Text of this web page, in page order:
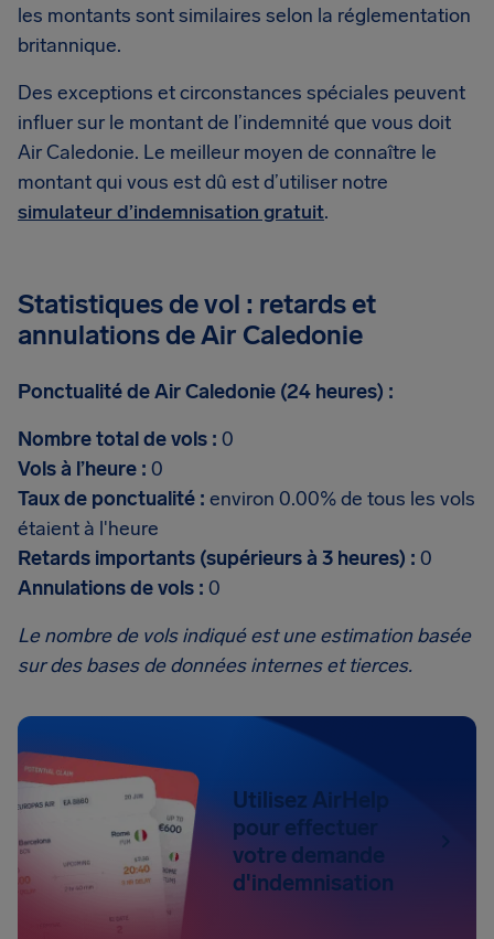
les montants sont similaires selon la réglementation
britannique.
Des exceptions et circonstances spéciales peuvent
influer sur le montant de l’indemnité que vous doit
Air Caledonie. Le meilleur moyen de connaître le
montant qui vous est dû est d’utiliser notre
simulateur d’indemnisation gratuit.
Statistiques de vol : retards et
annulations de Air Caledonie
Ponctualité de Air Caledonie (24 heures) :
Nombre total de vols : 0
Vols à l’heure : 0
Taux de ponctualité : environ 0.00% de tous les vols
étaient à l'heure
Retards importants (supérieurs à 3 heures) : 0
Annulations de vols : 0
Le nombre de vols indiqué est une estimation basée
sur des bases de données internes et tierces.
Utilisez AirHelp
pour effectuer
votre demande
d'indemnisation